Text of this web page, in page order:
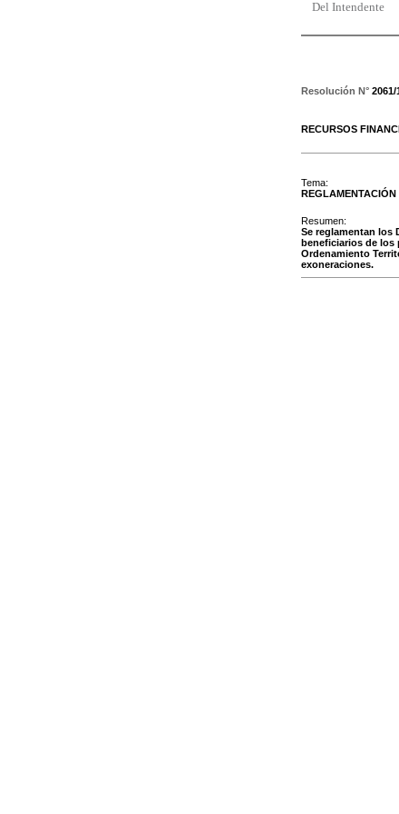
Del Intendente
Resolución N° 2061/
RECURSOS
Tema:
REGLAMENTACIÓN
Resumen:
Se reglamentan los
beneficiarios de los
Ordenamiento
exoneraciones.